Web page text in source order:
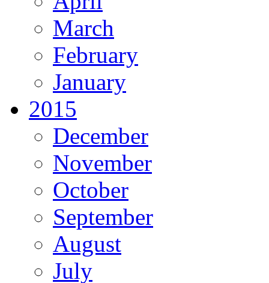
March
February
January
2015
December
November
October
September
August
July